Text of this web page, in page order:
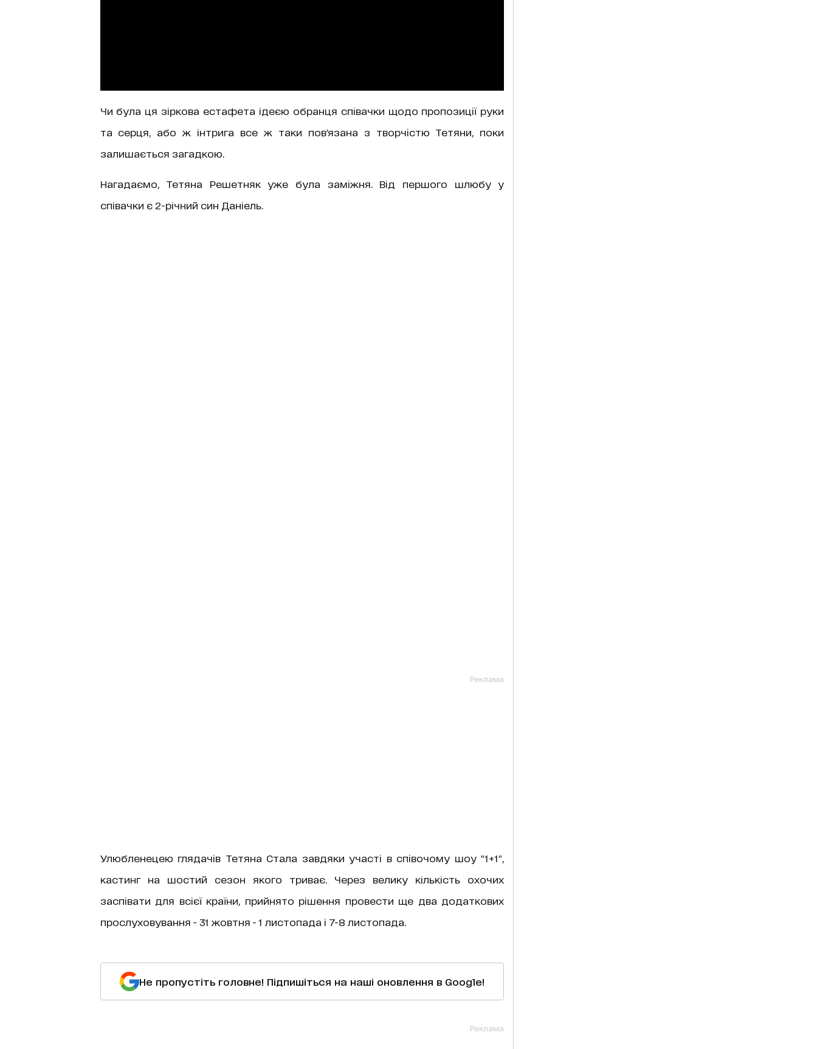
Чи була ця зіркова естафета ідеєю обранця співачки щодо пропозиції руки
та серця, або ж інтрига все ж таки пов'язана з творчістю Тетяни, поки
залишається загадкою.
Нагадаємо, Тетяна Решетняк уже була заміжня. Від першого шлюбу у
співачки є 2-річний син Даніель.
Реклама
Улюбленецею глядачів Тетяна Стала завдяки участі в співочому шоу "1+1",
кастинг на шостий сезон якого триває. Через велику кількість охочих
заспівати для всієї країни, прийнято рішення провести ще два додаткових
прослуховування - 31 жовтня - 1 листопада і 7-8 листопада.
Не пропустіть головне! Підпишіться на наші оновлення в Google!
Реклама